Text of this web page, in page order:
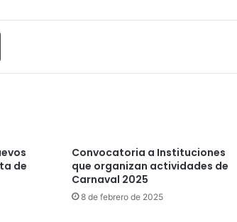
Imprimir
de
Convocatoria a Instituciones
que organizan actividades de
Carnaval 2025
8 de febrero de 2025